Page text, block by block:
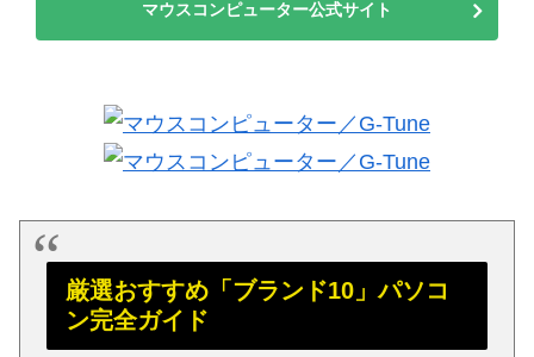
マウスコンピューター公式サイト
厳選おすすめ「ブランド10」パソコ
ン完全ガイド